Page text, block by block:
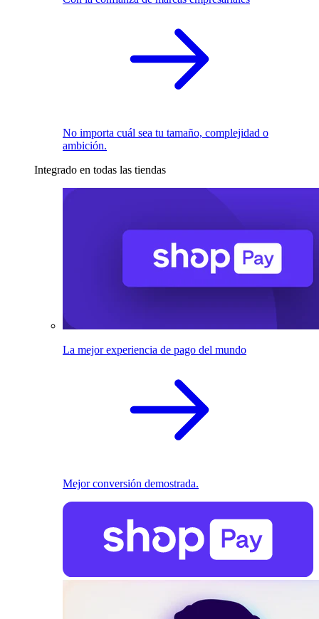
No importa cuál sea tu tamaño, complejidad o
ambición.
Integrado en todas las tiendas
La mejor experiencia de pago del mundo
Mejor conversión demostrada.